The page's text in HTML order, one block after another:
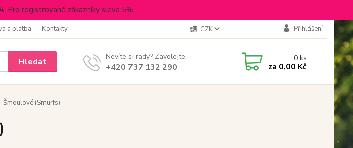
Pro registrované zákazníky sleva 5%.
a platba Kontakty CZK Přihlášení
Hledat Nevíte si rady? Zavolejte.
+420 737 132 290
0ks
za 0,00 Kč
Šmoulové (Smurfs)